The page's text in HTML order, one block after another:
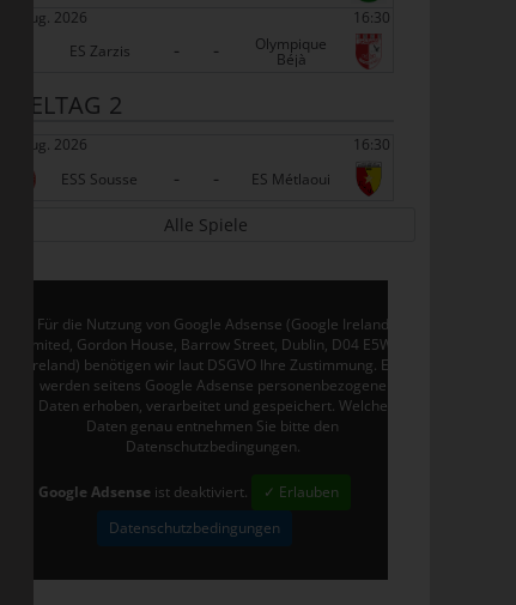
22 Aug. 2026
16:30
ES Zarzis
- - Olympique
Béjà
SPIELTAG 2
29 Aug. 2026
16:30
ESS Sousse
- - ES Métlaoui
Alle Spiele
Für die Nutzung von Google Adsense (Google Ireland
Limited, Gordon House, Barrow Street, Dublin, D04 E5W5,
Ireland) benötigen wir laut DSGVO Ihre Zustimmung. Es
werden seitens Google Adsense personenbezogene
Daten erhoben, verarbeitet und gespeichert. Welche
Daten genau entnehmen Sie bitte den
Datenschutzbedingungen.
Google Adsense ist deaktiviert.
✓ Erlauben
Datenschutzbedingungen